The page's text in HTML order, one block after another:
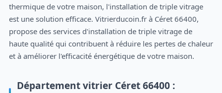
thermique de votre maison, l'installation de triple vitrage
est une solution efficace. Vitrierducoin.fr à Céret 66400,
propose des services d'installation de triple vitrage de
haute qualité qui contribuent à réduire les pertes de chaleur
et à améliorer l'efficacité énergétique de votre maison.
Département vitrier Céret 66400 :